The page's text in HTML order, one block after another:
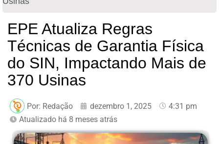
EPE Atualiza Regras
Técnicas de Garantia Física
do SIN, Impactando Mais de
370 Usinas
Por: Redação dezembro 1, 2025
4:31 pm
Atualizado há 8 meses atrás